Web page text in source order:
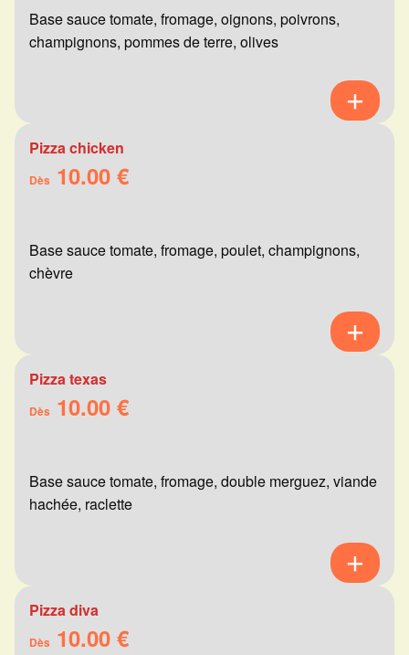
Base sauce tomate, fromage, oignons, poivrons,
champignons, pommes de terre, olives
Pizza chicken
Dès 10.00 €
Base sauce tomate, fromage, poulet, champignons,
chèvre
Pizza texas
Dès 10.00 €
Base sauce tomate, fromage, double merguez, viande
hachée, raclette
Pizza diva
Dès 10.00 €